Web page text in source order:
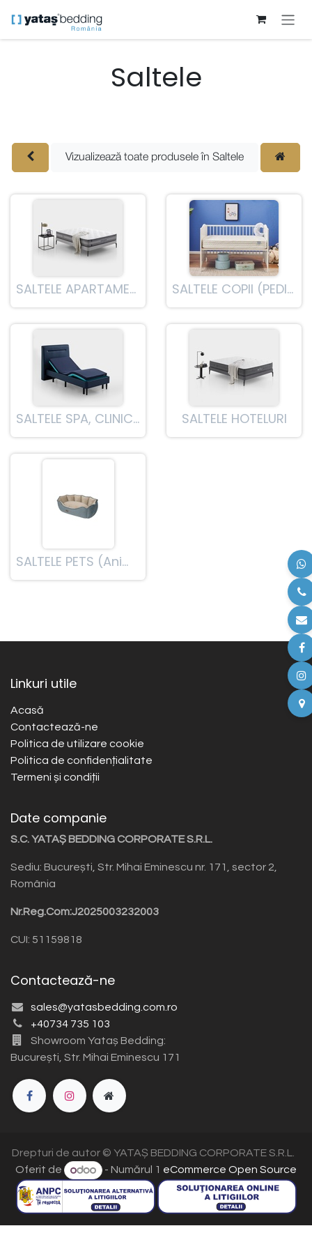
Saltele
Vizualizează toate produsele în Saltele
SALTELE APARTAMENT SALTELE COPII (PEDIATRICE)
SALTELE SPA, CLINICI SI SPITALE SALTELE HOTELURI
SALTELE PETS (Animale de companie)
Linkuri utile
Acasă
Contactează-ne
Politica de utilizare cookie
Politica de confidențialitate
Termeni și condiții
Date companie
S.C. YATAȘ BEDDING CORPORATE S.R.L.
Sediu: București, Str. Mihai Eminescu nr. 171, sector 2,
România
Nr.Reg.Com:J2025003232003
CUI: 51159818
Contactează-ne
sales@yatasbedding.com.ro
+40734 735 103
Showroom Yataș Bedding:
București, Str. Mihai Eminescu 171
Drepturi de autor © YATAȘ BEDDING CORPORATE S.R.L.
Oferit de
- Numărul 1 eCommerce Open Source